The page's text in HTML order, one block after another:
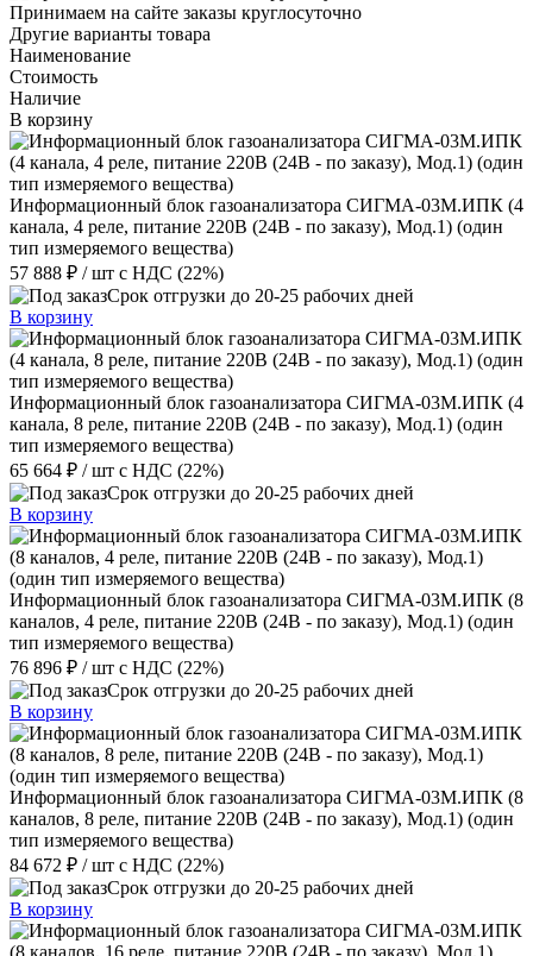
Принимаем на сайте заказы круглосуточно
Другие варианты товара
Наименование
Стоимость
Наличие
В корзину
Информационный блок газоанализатора СИГМА-03М.ИПК (4
канала, 4 реле, питание 220В (24В - по заказу), Мод.1) (один
тип измеряемого вещества)
57 888 ₽ / шт с НДС (22%)
Срок отгрузки до 20-25 рабочих дней
В корзину
Информационный блок газоанализатора СИГМА-03М.ИПК (4
канала, 8 реле, питание 220В (24В - по заказу), Мод.1) (один
тип измеряемого вещества)
65 664 ₽ / шт с НДС (22%)
Срок отгрузки до 20-25 рабочих дней
В корзину
Информационный блок газоанализатора СИГМА-03М.ИПК (8
каналов, 4 реле, питание 220В (24В - по заказу), Мод.1) (один
тип измеряемого вещества)
76 896 ₽ / шт с НДС (22%)
Срок отгрузки до 20-25 рабочих дней
В корзину
Информационный блок газоанализатора СИГМА-03М.ИПК (8
каналов, 8 реле, питание 220В (24В - по заказу), Мод.1) (один
тип измеряемого вещества)
84 672 ₽ / шт с НДС (22%)
Срок отгрузки до 20-25 рабочих дней
В корзину